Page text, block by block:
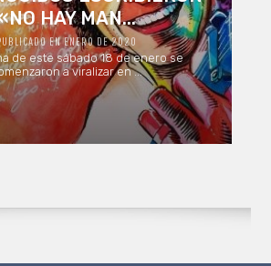
HAY MAN...
EN ENERO DE 2020
de este sábado 18 de enero se
a viralizar en ...